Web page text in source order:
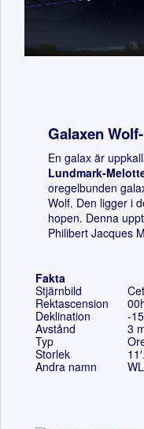
Galaxen
En galax är
Lundmark-
oregelbunden
Wolf. Den ligger i
hopen. Denna
Philibert Jacques
Fakta
Stjärnbild
Rektascension
Deklination
-
Avstånd
3
Typ
Storlek
Andra namn